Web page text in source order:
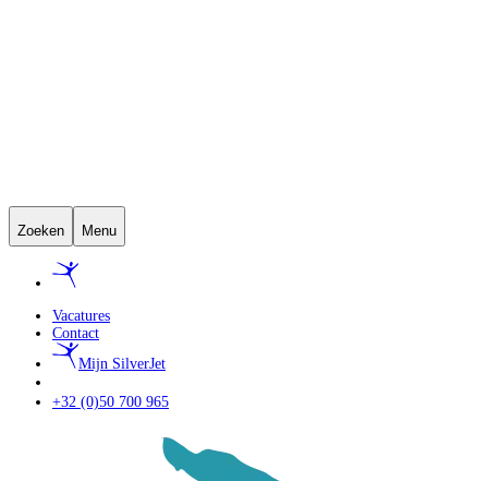
Zoeken Menu
Vacatures
Contact
Mijn SilverJet
+32 (0)50 700 965